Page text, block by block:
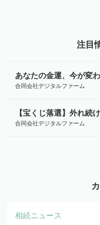
注目
あなたの金運、今が変
合同会社デジタルファーム
【宝くじ落選】外れ続
合同会社デジタルファーム
相続ニュース